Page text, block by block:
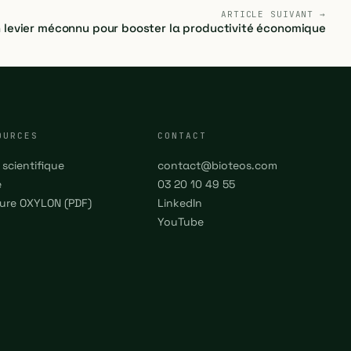
ARTICLE SUIVANT →
levier méconnu pour booster la productivité économique
scientifique
OXYLON (PDF)
CONTACT
contact@bioteos.com
03 20 10 49 55
LinkedIn
YouTube